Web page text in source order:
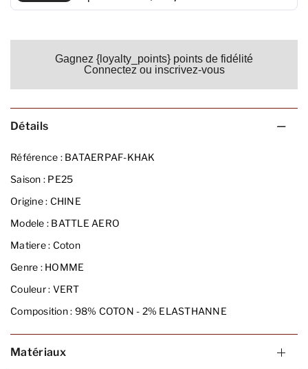
Gagnez {loyalty_points} points de fidélité
Connectez ou inscrivez-vous
Détails
Référence :BATAERPAF-KHAK
Saison : PE25
Origine : CHINE
Modele : BATTLE AERO
Matiere : Coton
Genre :HOMME
Couleur : VERT
Composition : 98% COTON - 2% ELASTHANNE
Matériaux